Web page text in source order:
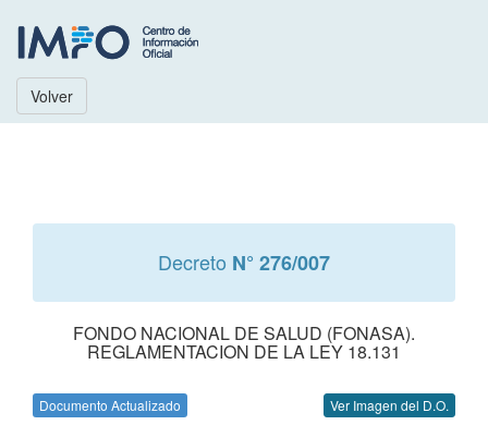
Volver
Decreto N° 276/007
FONDO NACIONAL DE SALUD (FONASA).
REGLAMENTACION DE LA LEY 18.131
Documento Actualizado Ver Imagen del D.O.